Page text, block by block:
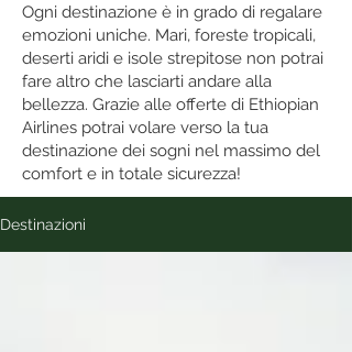
Ogni destinazione è in grado di regalare
emozioni uniche. Mari, foreste tropicali,
deserti aridi e isole strepitose non potrai
fare altro che lasciarti andare alla
bellezza. Grazie alle offerte di Ethiopian
Airlines potrai volare verso la tua
destinazione dei sogni nel massimo del
comfort e in totale sicurezza!
Destinazioni